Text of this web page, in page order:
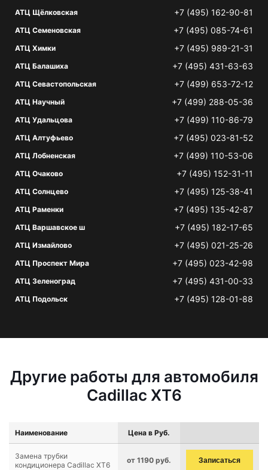
АТЦ Щёлковская +7 (495) 162-90-81
АТЦ Семеновская +7 (495) 085-74-61
АТЦ Химки +7 (495) 989-21-31
АТЦ Балашиха +7 (495) 431-63-63
АТЦ Севастопольская +7 (499) 653-72-12
АТЦ Научный +7 (499) 288-05-36
АТЦ Удальцова +7 (499) 110-86-79
АТЦ Алтуфьево +7 (495) 023-81-52
АТЦ Лобненская +7 (499) 110-53-06
АТЦ Очаково +7 (495) 152-31-11
АТЦ Солнцево +7 (495) 125-38-41
АТЦ Раменки +7 (495) 135-42-87
АТЦ Варшавское ш +7 (495) 182-17-65
АТЦ Измайлово +7 (495) 021-25-26
АТЦ Проспект Мира +7 (495) 023-42-98
АТЦ Зеленоград +7 (495) 431-00-33
АТЦ Подольск +7 (495) 128-01-88
Другие работы для автомобиля
Cadillac XT6
Наименование Цена в Руб.
Замена трубки
кондиционера Cadillac XT6
от 1190 руб. Записаться